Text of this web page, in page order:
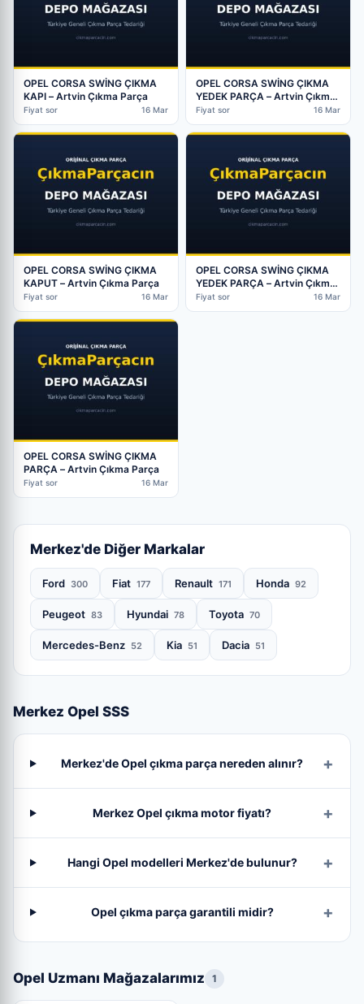
OPEL CORSA SWİNG ÇIKMA
KAPI – Artvin Çıkma Parça
Fiyat sor 16 Mar
OPEL CORSA SWİNG ÇIKMA
YEDEK PARÇA – Artvin Çıkma
Parça (2. Adet)
Fiyat sor 16 Mar
OPEL CORSA SWİNG ÇIKMA
KAPUT – Artvin Çıkma Parça
Fiyat sor 16 Mar
OPEL CORSA SWİNG ÇIKMA
YEDEK PARÇA – Artvin Çıkma
Parça
Fiyat sor 16 Mar
OPEL CORSA SWİNG ÇIKMA
PARÇA – Artvin Çıkma Parça
Fiyat sor 16 Mar
Merkez'de Diğer Markalar
Ford 300 Fiat 177 Renault 171 Honda 92
Peugeot 83 Hyundai 78 Toyota 70
Mercedes-Benz 52 Kia 51 Dacia 51
Merkez Opel SSS
Merkez'de Opel çıkma parça nereden alınır?
Merkez Opel çıkma motor fiyatı?
Hangi Opel modelleri Merkez'de bulunur?
Opel çıkma parça garantili midir?
Opel Uzmanı Mağazalarımız 1